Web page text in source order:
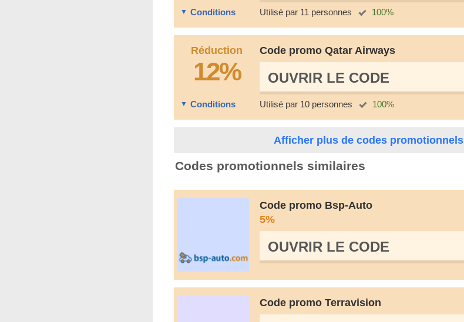
Conditions Utilisé par 11 personnes 100%
Réduction
12%
Code promo Qatar Airways
OUVRIR LE СODE
Conditions Utilisé par 10 personnes 100%
Afficher plus de codes promotionnels
Codes promotionnels similaires
Code promo Bsp-Auto
5%
OUVRIR LE СODE
Code promo Terravision